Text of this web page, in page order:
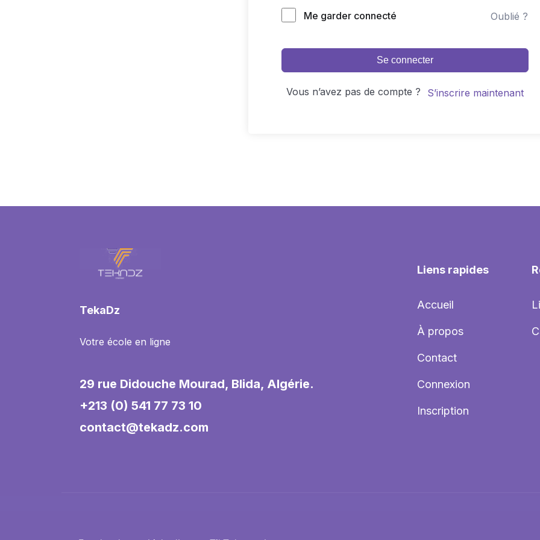
Me garder connecté Oublié ?
Se connecter
Vous n’avez pas de compte ? S’inscrire maintenant
TekaDz
Votre école en ligne
29 rue Didouche Mourad, Blida, Algérie.
+213 (0) 541 77 73 10
contact@tekadz.com
Liens rapides
Accueil
À propos
Contact
Connexion
Inscription